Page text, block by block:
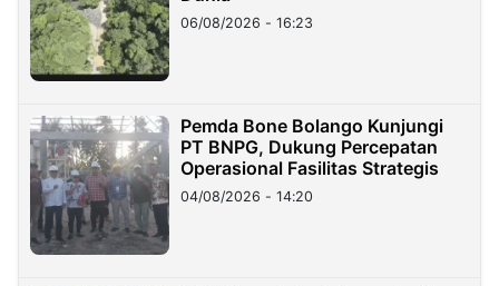
06/08/2026 - 16:23
Pemda Bone Bolango Kunjungi
PT BNPG, Dukung Percepatan
Operasional Fasilitas Strategis
04/08/2026 - 14:20